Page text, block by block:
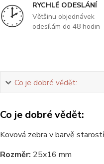
RYCHLÉ ODESLÁNÍ
Většinu objednávek
odesílám do 48 hodin
Co je dobré vědět:
Co je dobré vědět:
Kovová zebra v barvě
Rozměr: 25x16 mm